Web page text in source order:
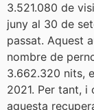
3.521.080 de
juny al 30 de
passat. Aquest
nombre de
3.662.320 nits,
2021. Per tant, i
aquesta